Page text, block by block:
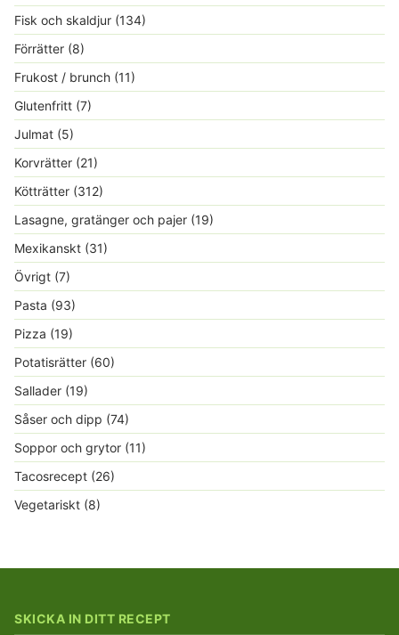
Fisk och skaldjur (134)
Förrätter (8)
Frukost / brunch (11)
Glutenfritt (7)
Julmat (5)
Korvrätter (21)
Kötträtter (312)
Lasagne, gratänger och pajer (19)
Mexikanskt (31)
Övrigt (7)
Pasta (93)
Pizza (19)
Potatisrätter (60)
Sallader (19)
Såser och dipp (74)
Soppor och grytor (11)
Tacosrecept (26)
Vegetariskt (8)
SKICKA IN DITT RECEPT